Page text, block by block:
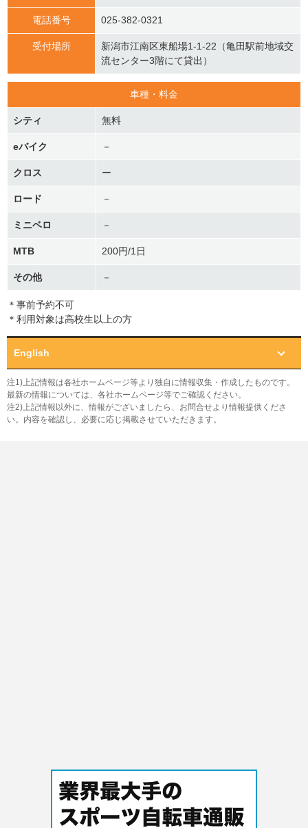
電話番号 025-382-0321
受付場所
新潟市江南区東船場1-1-22（亀田駅前地域交
流センター3階にて貸出）
車種・料金
シティ 無料
eバイク －
クロス ー
ロード －
ミニベロ －
MTB 200円/1日
その他 －
＊事前予約不可
＊利用対象は高校生以上の方
English
注1)上記情報は各社ホームページ等より独自に情報収集・作成したものです。
最新の情報については、各社ホームページ等でご確認ください。
注2)上記情報以外に、情報がございましたら、お問合せより情報提供くださ
い。内容を確認し、必要に応じ掲載させていただきます。